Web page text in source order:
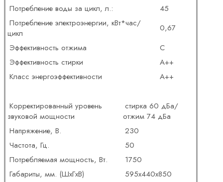
Потребление воды за цикл, л.:
45
Потребление электроэнергии, кВт*час/
цикл
0,67
Эффективность отжима
C
Эффективность стирки
А++
Класс энергоэффективности
А++
Корректированный уровень
звуковой мощности
стирка 60 дБа/
отжим 74 дБа
Напряжение, В.
230
Частота, Гц.
50
Потребляемая мощность, Вт.
1750
Габариты, мм. (ШхГхВ)
595х440х850